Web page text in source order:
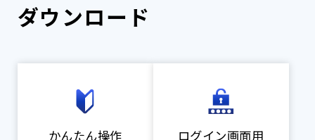
ダウンロード
かんたん操作 ログイン画面用